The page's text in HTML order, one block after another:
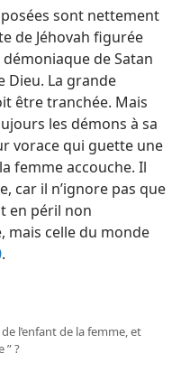
sont nettement
de Jéhovah figurée
de Satan
Dieu. La grande
être tranchée. Mais
les démons à sa
vorace qui guette une
femme accouche. Il
car il n’ignore pas que
en péril non
mais celle du monde
.
l’enfant de la femme, et
” ?